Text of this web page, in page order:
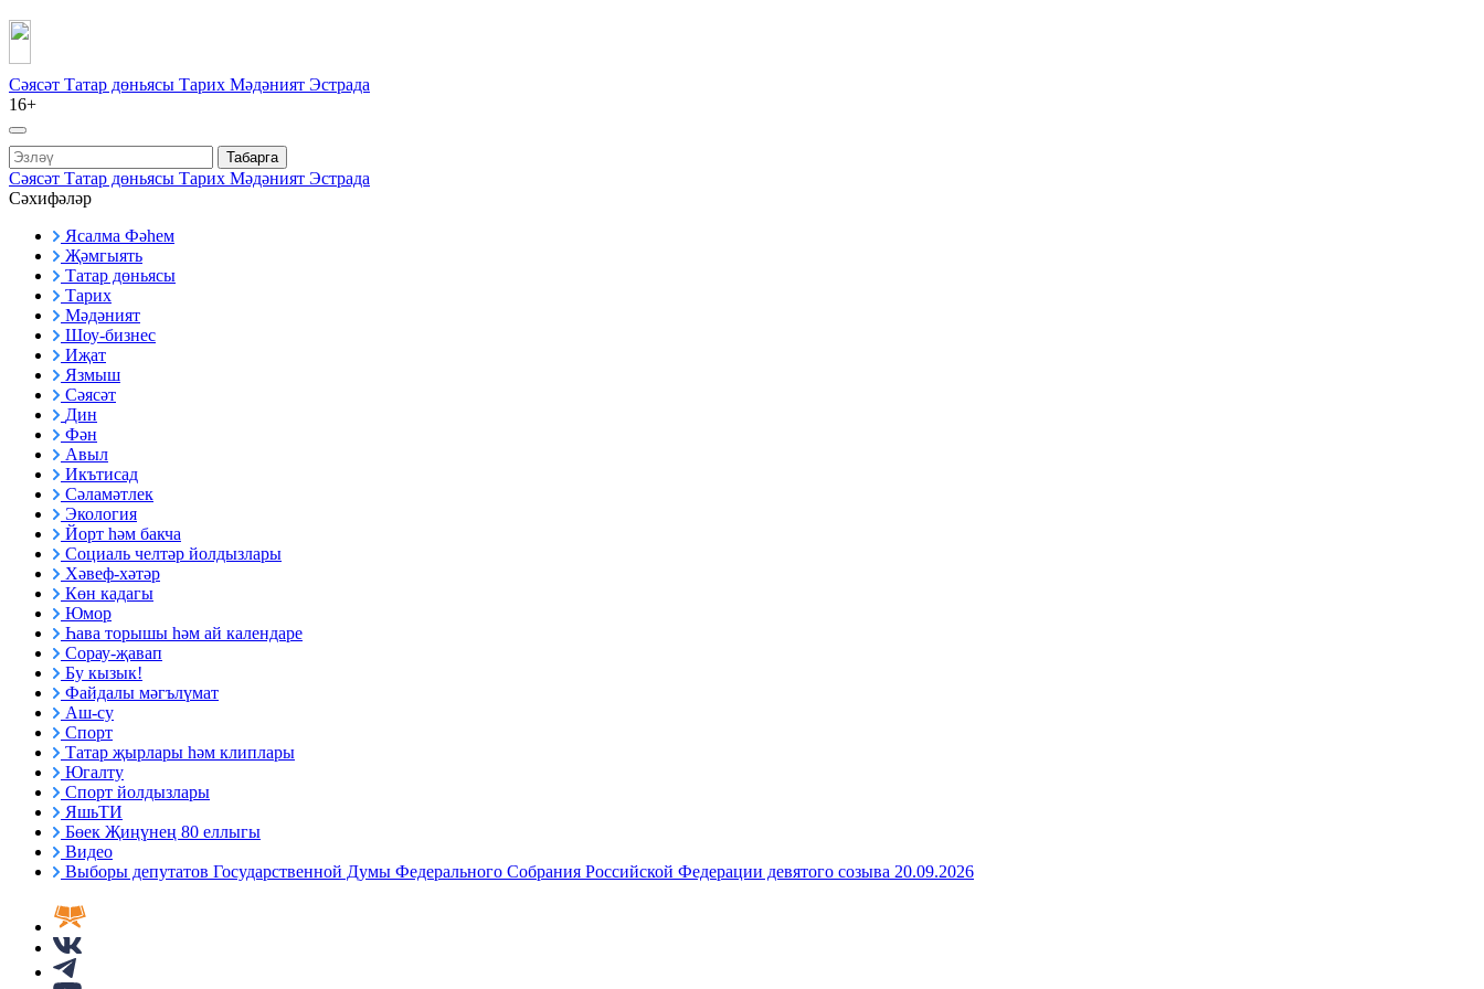
Сәясәт Татар дөньясы Тарих Мәдәният Эстрада
16+
Табарга
Сәясәт Татар дөньясы Тарих Мәдәният Эстрада
Сәхифәләр
Ясалма Фәһем
Җәмгыять
Татар дөньясы
Тарих
Мәдәният
Шоу-бизнес
Иҗат
Язмыш
Сәясәт
Дин
Фән
Авыл
Икътисад
Сәламәтлек
Экология
Йорт һәм бакча
Социаль челтәр йолдызлары
Хәвеф-хәтәр
Көн кадагы
Юмор
Һава торышы һәм ай календаре
Сорау-җавап
Бу кызык!
Файдалы мәгълүмат
Аш-су
Спорт
Татар җырлары һәм клиплары
Югалту
Спорт йолдызлары
ЯшьТИ
Бөек Җиңүнең 80 еллыгы
Видео
Выборы депутатов Государственной Думы Федерального Собрания Российской Федерации девятого созыва 20.09.2026